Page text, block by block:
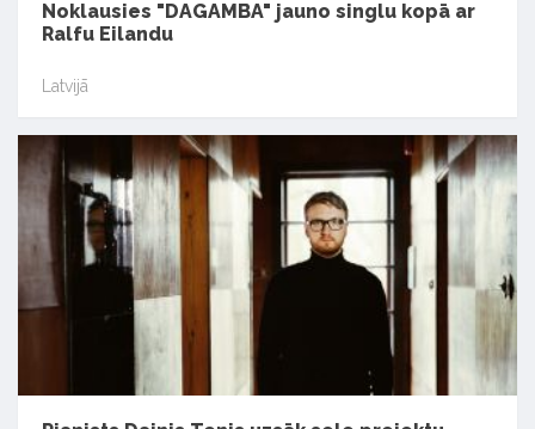
Noklausies "DAGAMBA" jauno singlu kopā ar
Ralfu Eilandu
Latvijā